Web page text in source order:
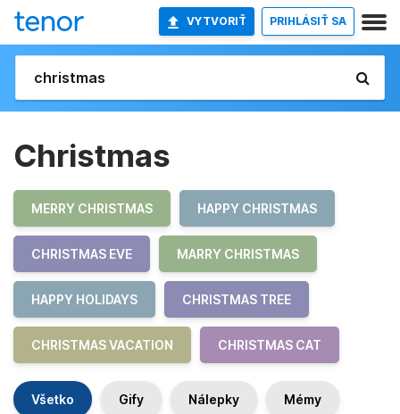
VYTVORIŤ PRIHLÁSIŤ SA
Christmas
MERRY CHRISTMAS HAPPY CHRISTMAS
CHRISTMAS EVE MARRY CHRISTMAS
HAPPY HOLIDAYS CHRISTMAS TREE
CHRISTMAS VACATION CHRISTMAS CAT
Všetko Gify Nálepky Mémy